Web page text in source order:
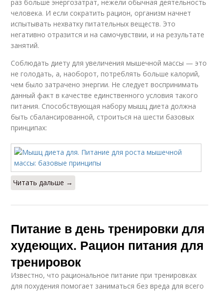
раз больше энергозатрат, нежели обычная деятельность
человека. И если сократить рацион, организм начнет
испытывать нехватку питательных веществ. Это
негативно отразится и на самочувствии, и на результате
занятий.
Соблюдать диету для увеличения мышечной массы — это
не голодать, а, наоборот, потреблять больше калорий,
чем было затрачено энергии. Не следует воспринимать
данный факт в качестве единственного условия такого
питания. Способствующая набору мышц диета должна
быть сбалансированной, строиться на шести базовых
принципах:
Читать дальше →
Питание в день тренировки для
худеющих. Рацион питания для
тренировок
Известно, что рациональное питание при тренировках
для похудения помогает заниматься без вреда для всего